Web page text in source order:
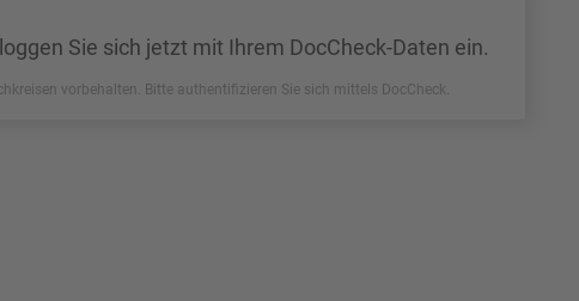
Sie sich jetzt mit Ihrem DocCheck-Daten ein.
vorbehalten. Bitte authentifizieren Sie sich mittels DocCheck.